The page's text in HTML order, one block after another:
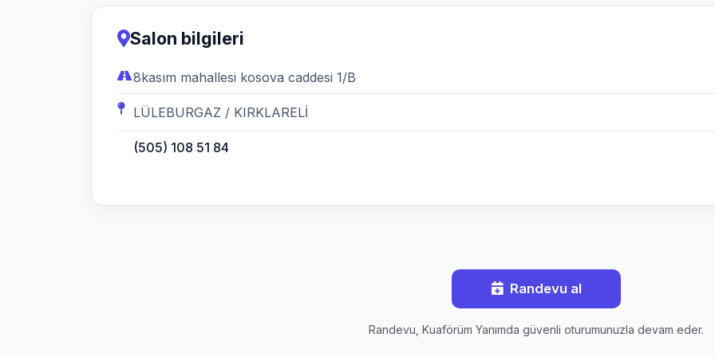
Salon bilgileri
8kasım mahallesi kosova caddesi 1/B
LÜLEBURGAZ / KIRKLARELİ
(505) 108 51 84
Randevu al
Randevu, Kuaförüm Yanımda güvenli oturumunuzla devam eder.